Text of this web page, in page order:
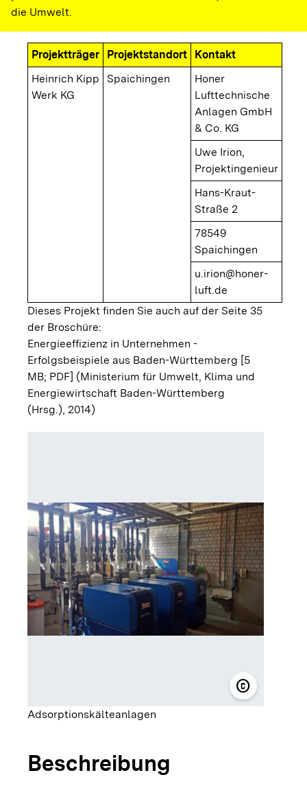
die Umwelt.
Projektträger Projektstandort
Kontakt
Heinrich Kipp
Werk KG
Spaichingen
Honer
Lufttechnische
Anlagen GmbH
& Co. KG
Uwe Irion,
Projektingenieur
Hans-Kraut-
Straße 2
78549
Spaichingen
u.irion@honer-
luft.de
Dieses Projekt finden Sie auch auf der Seite 35
der Broschüre:
Energieeffizienz in Unternehmen -
Erfolgsbeispiele aus Baden-Württemberg [5
MB; PDF] (Ministerium für Umwelt, Klima und
Energiewirtschaft Baden-Württemberg
(Hrsg.), 2014)
copyright© Heinrich
Adsorptionskälteanlagen
Beschreibung